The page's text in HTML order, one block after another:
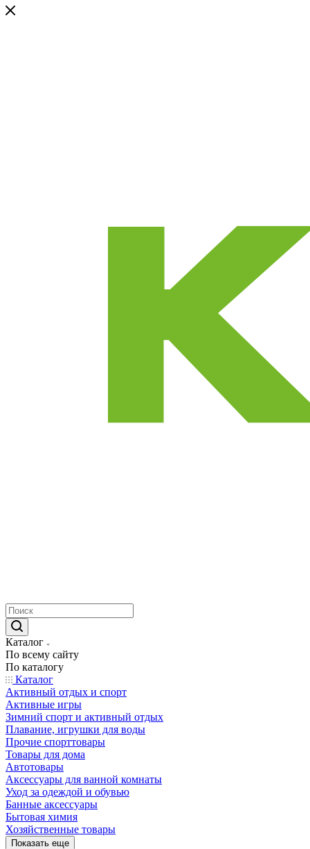
Каталог
По всему сайту
По каталогу
Каталог
Активный отдых и спорт
Активные игры
Зимний спорт и активный отдых
Плавание, игрушки для воды
Прочие спорттовары
Товары для дома
Автотовары
Аксессуары для ванной комнаты
Уход за одеждой и обувью
Банные аксессуары
Бытовая химия
Хозяйственные товары
Показать еще